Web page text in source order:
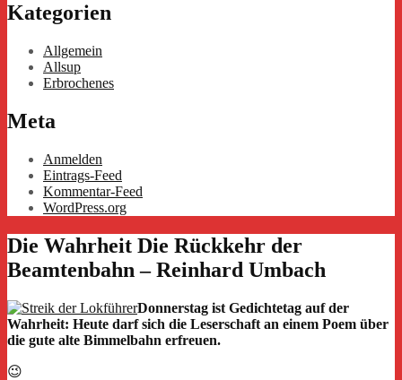
Kategorien
Allgemein
Allsup
Erbrochenes
Meta
Anmelden
Eintrags-Feed
Kommentar-Feed
WordPress.org
Die Wahrheit Die Rückkehr der
Beamtenbahn – Reinhard Umbach
Donnerstag ist Gedichtetag auf der
Wahrheit: Heute darf sich die Leserschaft an einem Poem über
die gute alte Bimmelbahn erfreuen.
😉